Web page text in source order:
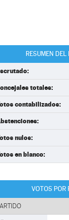
RESUMEN
totales:
contabilizados:
nulos:
en blanco:
VOTOS POR